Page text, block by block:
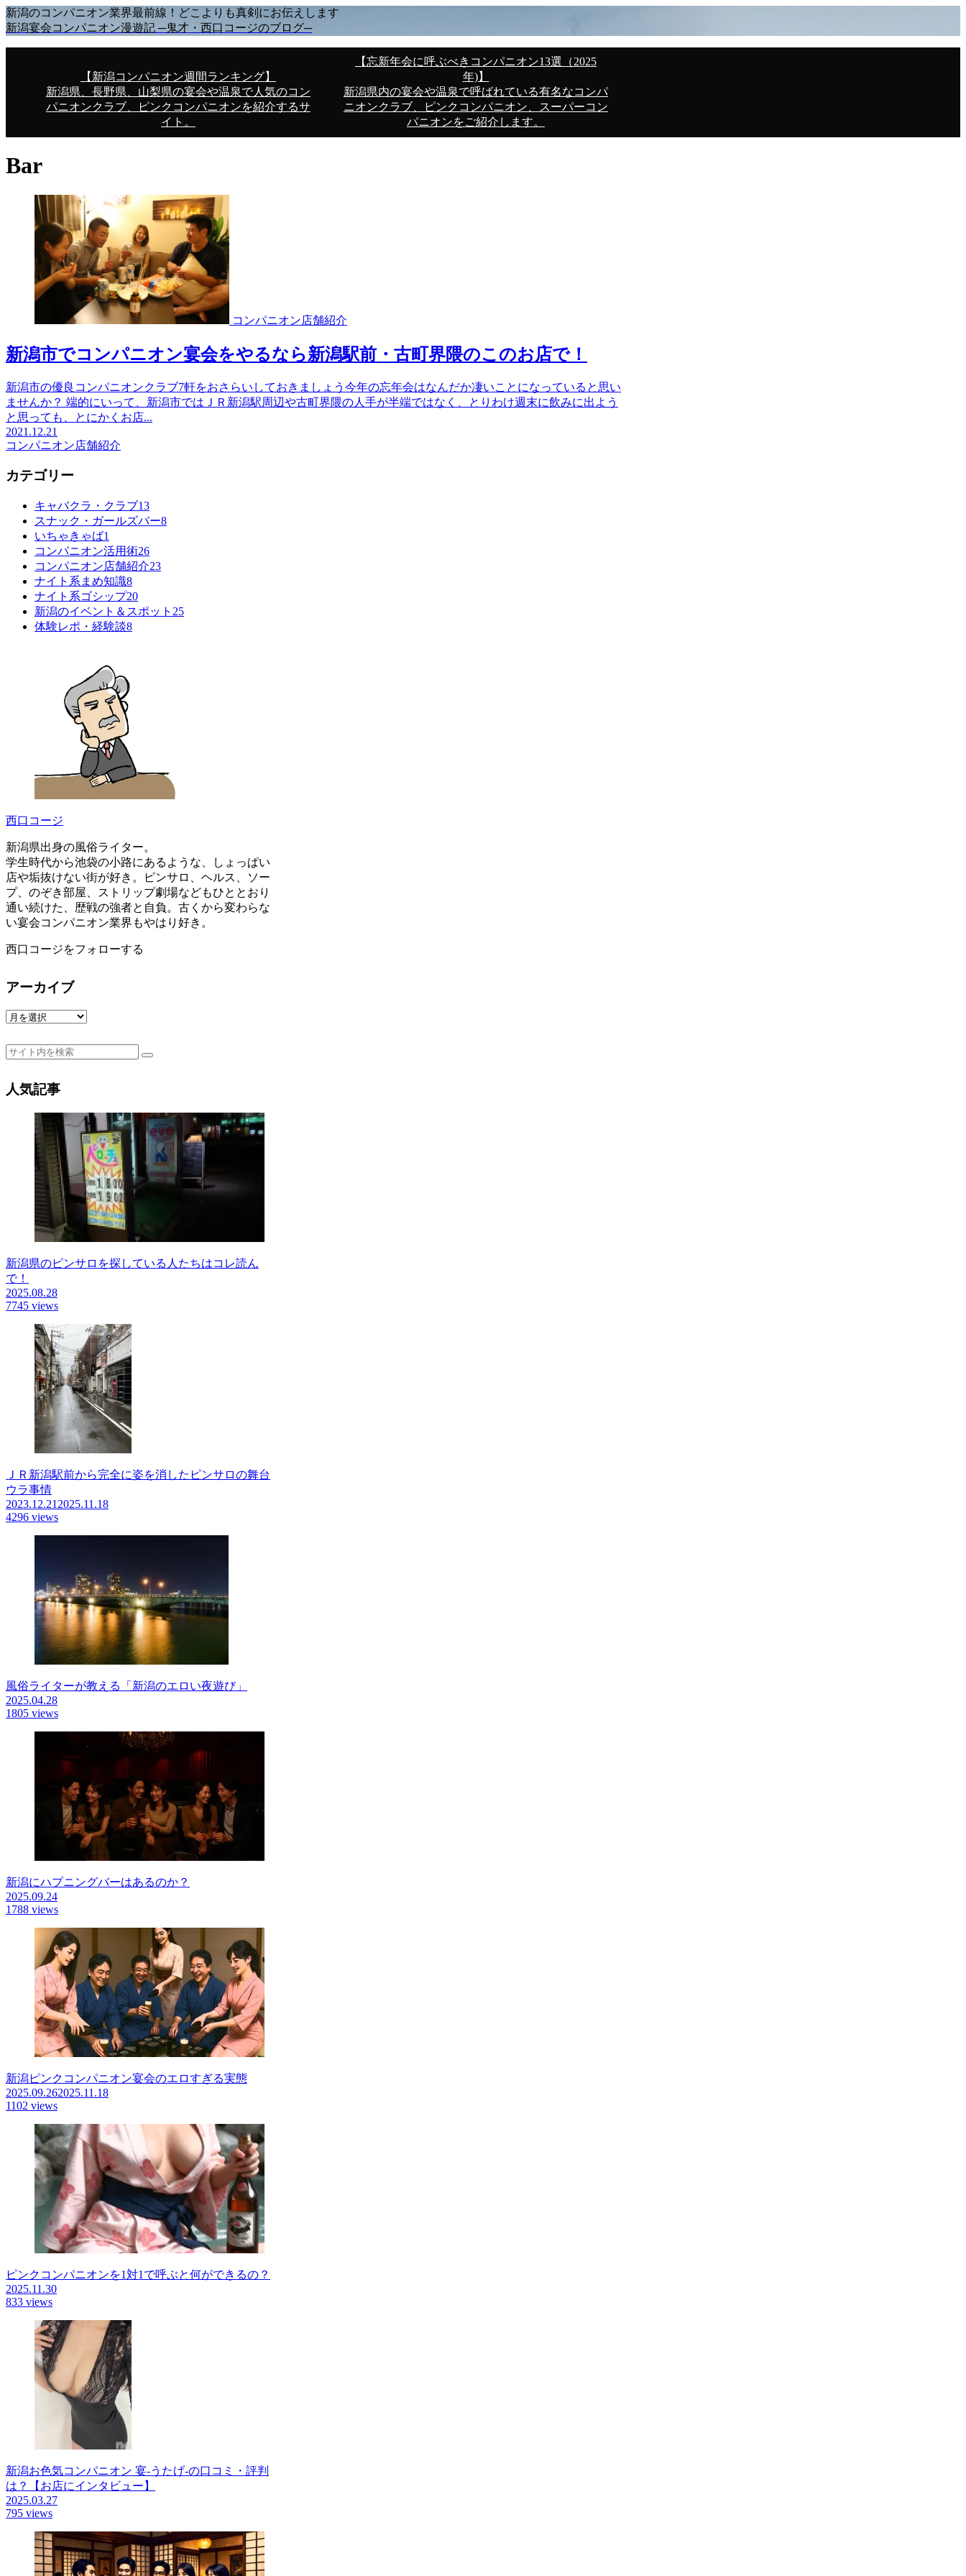
新潟のコンパニオン業界最前線！どこよりも真剣にお伝えします
新潟宴会コンパニオン漫遊記 ─鬼才・西口コージのブログ─
【新潟コンパニオン週間ランキング】
新潟県、長野県、山梨県の宴会や温泉で人気のコン
パニオンクラブ、ピンクコンパニオンを紹介するサ
イト。
【忘新年会に呼ぶべきコンパニオン13選（2025
年)】
新潟県内の宴会や温泉で呼ばれている有名なコンパ
ニオンクラブ、ピンクコンパニオン、スーパーコン
パニオンをご紹介します。
Bar
コンパニオン店舗紹介
新潟市でコンパニオン宴会をやるなら新潟駅前・古町界隈のこのお店で！
新潟市の優良コンパニオンクラブ7軒をおさらいしておきましょう今年の忘年会はなんだか凄いことになっていると思い
ませんか？ 端的にいって、新潟市ではＪＲ新潟駅周辺や古町界隈の人手が半端ではなく、とりわけ週末に飲みに出よう
と思っても、とにかくお店...
2021.12.21
コンパニオン店舗紹介
カテゴリー
キャバクラ・クラブ13
スナック・ガールズバー8
いちゃきゃば1
コンパニオン活用術26
コンパニオン店舗紹介23
ナイト系まめ知識8
ナイト系ゴシップ20
新潟のイベント＆スポット 25
体験レポ・経験談8
西口コージ
新潟県出身の風俗ライター。
学生時代から池袋の小路にあるような、しょっぱい
店や垢抜けない街が好き。ピンサロ、ヘルス、ソー
プ、のぞき部屋、ストリップ劇場などもひととおり
通い続けた、歴戦の強者と自負。古くから変わらな
い宴会コンパニオン業界もやはり好き。
西口コージをフォローする
アーカイブ
ア
カ
イ
人気記事
新潟県のピンサロを探している人たちはコレ読ん
で！
2025.08.28
7745 views
ＪＲ新潟駅前から完全に姿を消したピンサロの舞台
ウラ事情
2023.12.21 2025.11.18
4296 views
風俗ライターが教える「新潟のエロい夜遊び」
2025.04.28
1805 views
新潟にハプニングバーはあるのか？
2025.09.24
1788 views
新潟ピンクコンパニオン宴会のエロすぎる実態
2025.09.262025.11.18
1102 views
ピンクコンパニオンを1対1で呼ぶと何ができるの？
2025.11.30
833 views
新潟お色気コンパニオン 宴-うたげ-の口コミ・評判
は？【お店にインタビュー】
2025.03.27
795 views